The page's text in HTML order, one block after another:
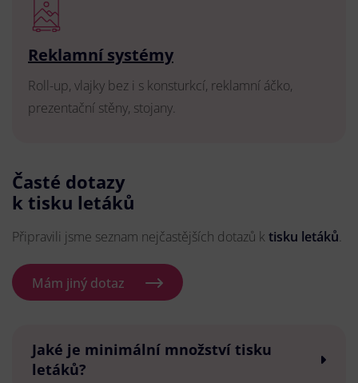
Reklamní systémy
Roll-up, vlajky bez i s konsturkcí, reklamní áčko,
prezentační stěny, stojany.
Časté dotazy
k tisku letáků
Připravili jsme seznam nejčastějších dotazů k tisku letáků.
Mám jiný dotaz
Jaké je minimální množství tisku
letáků?